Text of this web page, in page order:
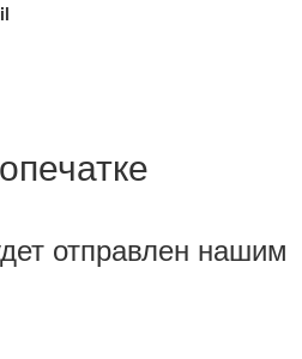
отправлен нашим